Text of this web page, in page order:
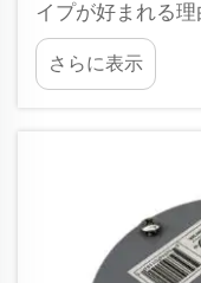
イプが好まれる
イプは住宅でよく
チック製コンジ
に適しています
さらに表示